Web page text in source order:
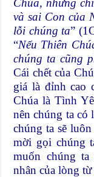
và sai Con của
lỗi chúng ta”
“Nếu Thiên
chúng ta cũng
Cái chết của
giá là đỉnh cao
Chúa là Tình
nên chúng ta có
chúng ta sẽ
mời gọi chúng
muốn chúng
nhân của lòng